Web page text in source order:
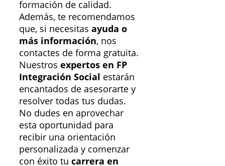
formación de calidad.
Además, te recomendamos
que, si necesitas ayuda o
más información, nos
contactes de forma gratuita.
Nuestros expertos en FP
Integración Social estarán
encantados de asesorarte y
resolver todas tus dudas.
No dudes en aprovechar
esta oportunidad para
recibir una orientación
personalizada y comenzar
con éxito tu carrera en